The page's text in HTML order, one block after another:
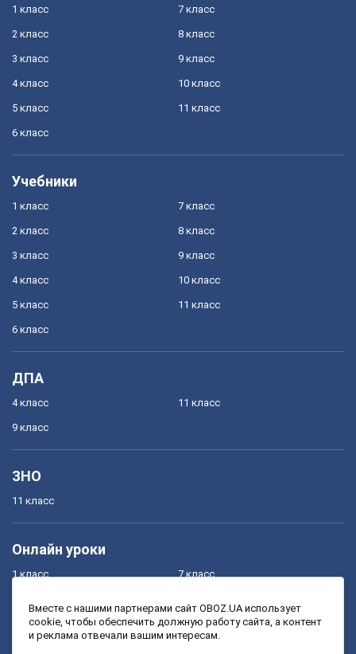
1 класс
2 класс
3 класс
4 класс
5 класс
6 класс
7 класс
8 класс
9 класс
10 класс
11 класс
Учебники
1 класс
2 класс
3 класс
4 класс
5 класс
6 класс
7 класс
8 класс
9 класс
10 класс
11 класс
ДПА
4 класс
9 класс
11 класс
ЗНО
11 класс
Онлайн уроки
1 класс
3 класс
7 класс
9 класс
Вместе с нашими партнерами сайт OBOZ.UA использует
cookie, чтобы обеспечить должную работу сайта, а контент
и реклама отвечали вашим интересам.